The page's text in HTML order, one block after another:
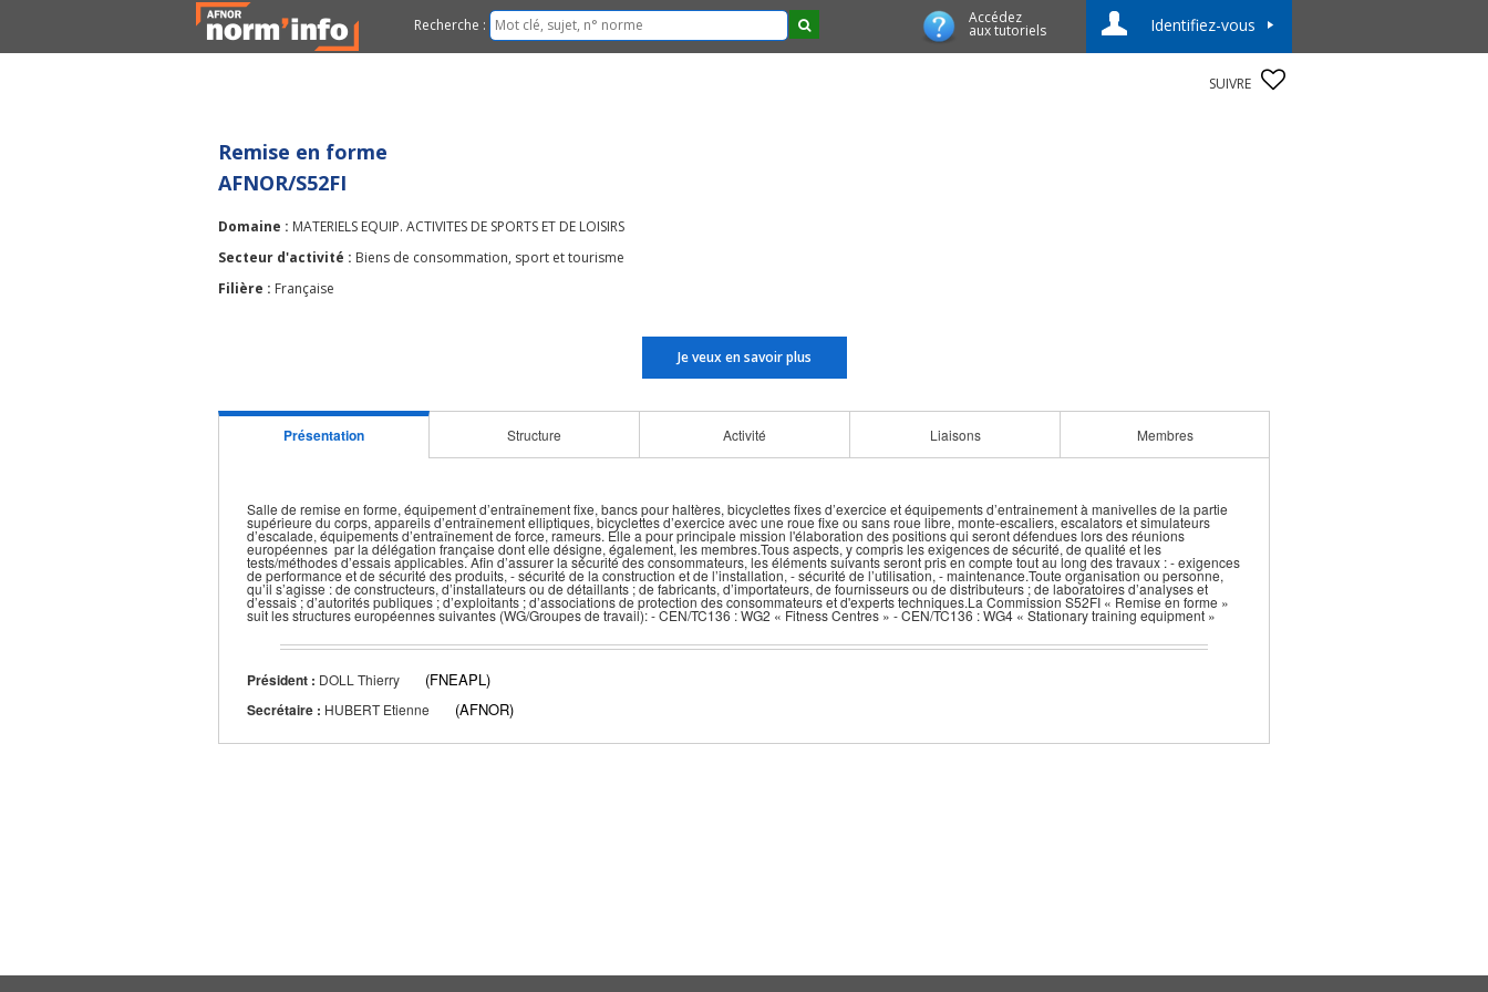
Recherche : Accédez
aux tutoriels Identifiez-vous
SUIVRE
Remise en forme
AFNOR/S52FI
Domaine : MATERIELS EQUIP. ACTIVITES DE SPORTS ET DE LOISIRS
Secteur d'activité : Biens de consommation, sport et tourisme
Filière : Française
Je veux en savoir plus
Présentation Structure Activité Liaisons Membres
Salle de remise en forme, équipement d’entraînement fixe, bancs pour haltères, bicyclettes fixes d’exercice et équipements d’entrainement à manivelles de la partie
supérieure du corps, appareils d’entraînement elliptiques, bicyclettes d’exercice avec une roue fixe ou sans roue libre, monte-escaliers, escalators et simulateurs
d’escalade, équipements d’entraînement de force, rameurs. Elle a pour principale mission l'élaboration des positions qui seront défendues lors des réunions
européennes par la délégation française dont elle désigne, également, les membres.Tous aspects, y compris les exigences de sécurité, de qualité et les
tests/méthodes d’essais applicables. Afin d’assurer la sécurité des consommateurs, les éléments suivants seront pris en compte tout au long des travaux : - exigences
de performance et de sécurité des produits, - sécurité de la construction et de l’installation, - sécurité de l’utilisation, - maintenance.Toute organisation ou personne,
qu’il s’agisse : de constructeurs, d’installateurs ou de détaillants ; de fabricants, d’importateurs, de fournisseurs ou de distributeurs ; de laboratoires d’analyses et
d’essais ; d’autorités publiques ; d’exploitants ; d’associations de protection des consommateurs et d'experts techniques.La Commission S52FI « Remise en forme »
suit les structures européennes suivantes (WG/Groupes de travail): - CEN/TC136 : WG2 « Fitness Centres » - CEN/TC136 : WG4 « Stationary training equipment »
Président : DOLL Thierry (FNEAPL)
Secrétaire : HUBERT Etienne (AFNOR)